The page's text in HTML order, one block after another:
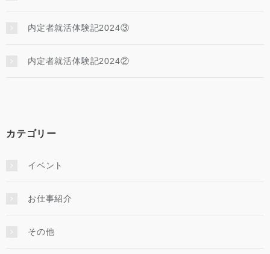
内定者就活体験記2024③
内定者就活体験記2024②
カテゴリー
イベント
お仕事紹介
その他